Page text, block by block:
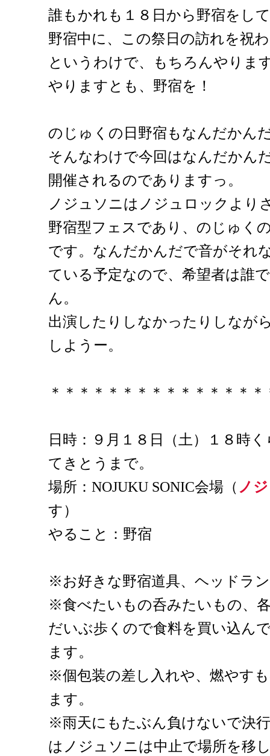
誰もかれも１８日から野宿をし
野宿中に、この祭日の訪れを祝
というわけで、もちろんやりま
やりますとも、野宿を！
のじゅくの日野宿もなんだかん
そんなわけで今回はなんだかん
開催されるのでありますっ。
ノジュソニはノジュロックより
野宿型フェスであり、のじゅく
です。なんだかんだで音がそれ
ている予定なので、希望者は誰
ん。
出演したりしなかったりしなが
しようー。
＊＊＊＊＊＊＊＊＊＊＊＊＊＊
日時：９月１８日（土）１８時
てきとうまで。
場所：NOJUKU SONIC会場（ ノ
す）
やること：野宿
※お好きな野宿道具、ヘッドラ
※食べたいもの呑みたいもの、
だいぶ歩くので食料を買い込ん
ます。
※個包装の差し入れや、燃やす
ます。
※雨天にもたぶん負けないで決
はノジュソニは中止で場所を移